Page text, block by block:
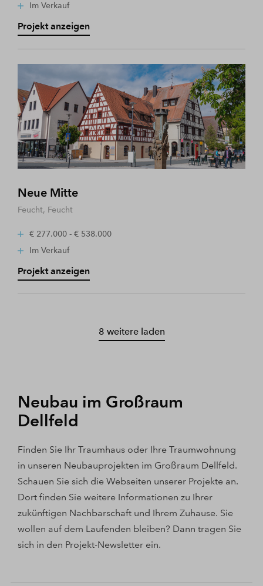
Im Verkauf
Projekt anzeigen
Neue Mitte
Feucht, Feucht
€ 277.000 - € 538.000
Im Verkauf
Projekt anzeigen
8 weitere laden
Neubau im Großraum
Dellfeld
Finden Sie Ihr Traumhaus oder Ihre Traumwohnung
in unseren Neubauprojekten im Großraum Dellfeld.
Schauen Sie sich die Webseiten unserer Projekte an.
Dort finden Sie weitere Informationen zu Ihrer
zukünftigen Nachbarschaft und Ihrem Zuhause. Sie
wollen auf dem Laufenden bleiben? Dann tragen Sie
sich in den Projekt-Newsletter ein.